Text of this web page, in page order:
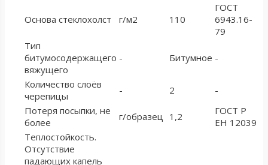
Основа стеклохолст г/м2 110
ГОСТ
6943.16-
79
Тип
битумосодержащего
вяжущего
- Битумное -
Количество слоёв
черепицы
- 2
-
Потеря посыпки, не
более
г/образец 1,2
ГОСТ Р
ЕН 12039
Теплостойкость.
Отсутствие
падающих капель